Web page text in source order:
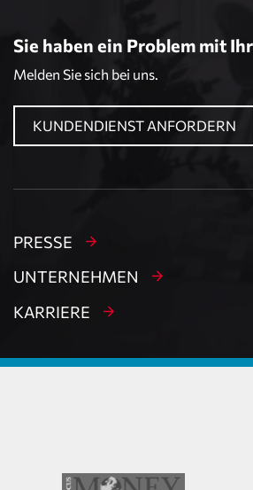
Sie haben ein Problem mit
Melden Sie sich bei uns.
KUNDENDIENST ANFORDERN
PRESSE
UNTERNEHMEN
KARRIERE